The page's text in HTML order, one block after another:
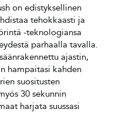
on edistyksellinen
tehokkaasti ja
-teknologiansa
parhaalla tavalla.
ajastin,
hampaitasi kahden
suositusten
30 sekunnin
harjata suussasi